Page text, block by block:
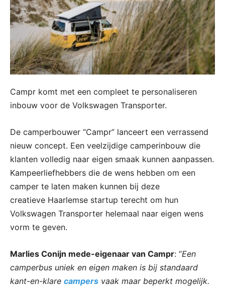
Campr komt met een compleet te personaliseren
inbouw voor de Volkswagen Transporter.
De camperbouwer “Campr” lanceert een verrassend
nieuw concept. Een veelzijdige camperinbouw die
klanten volledig naar eigen smaak kunnen aanpassen.
Kampeerliefhebbers die de wens hebben om een
camper te laten maken kunnen bij deze
creatieve Haarlemse startup terecht om hun
Volkswagen Transporter helemaal naar eigen wens
vorm te geven.
Marlies Conijn mede-eigenaar van Campr: “Een
camperbus uniek en eigen maken is bij standaard
kant-en-klare campers vaak maar beperkt mogelijk.